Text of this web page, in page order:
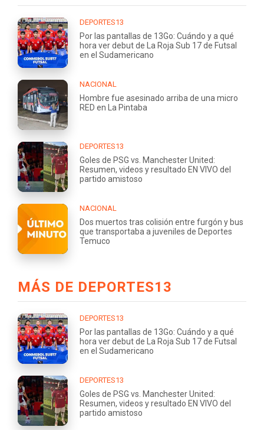
DEPORTES13
Por las pantallas de 13Go: Cuándo y a qué
hora ver debut de La Roja Sub 17 de Futsal
en el Sudamericano
NACIONAL
Hombre fue asesinado arriba de una micro
RED en La Pintaba
DEPORTES13
Goles de PSG vs. Manchester United:
Resumen, videos y resultado EN VIVO del
partido amistoso
NACIONAL
Dos muertos tras colisión entre furgón y bus
que transportaba a juveniles de Deportes
Temuco
MÁS DE DEPORTES13
DEPORTES13
Por las pantallas de 13Go: Cuándo y a qué
hora ver debut de La Roja Sub 17 de Futsal
en el Sudamericano
DEPORTES13
Goles de PSG vs. Manchester United:
Resumen, videos y resultado EN VIVO del
partido amistoso